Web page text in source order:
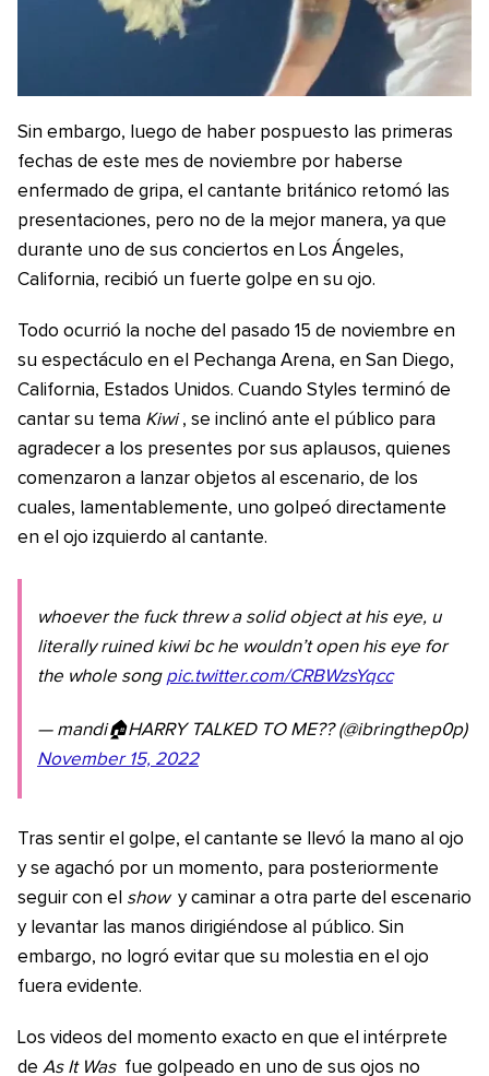
Sin embargo, luego de haber pospuesto las primeras
fechas de este mes de noviembre por haberse
enfermado de gripa, el cantante británico retomó las
presentaciones, pero no de la mejor manera, ya que
durante uno de sus conciertos en Los Ángeles,
California, recibió un fuerte golpe en su ojo.
Todo ocurrió la noche del pasado 15 de noviembre en
su espectáculo en el Pechanga Arena, en San Diego,
California, Estados Unidos. Cuando Styles terminó de
cantar su tema Kiwi , se inclinó ante el público para
agradecer a los presentes por sus aplausos, quienes
comenzaron a lanzar objetos al escenario, de los
cuales, lamentablemente, uno golpeó directamente
en el ojo izquierdo al cantante.
whoever the fuck threw a solid object at his eye, u
literally ruined kiwi bc he wouldn’t open his eye for
the whole song pic.twitter.com/CRBWzsYqcc
— mandi🏠HARRY TALKED TO ME?? (@ibringthep0p)
November 15, 2022
Tras sentir el golpe, el cantante se llevó la mano al ojo
y se agachó por un momento, para posteriormente
seguir con el show y caminar a otra parte del escenario
y levantar las manos dirigiéndose al público. Sin
embargo, no logró evitar que su molestia en el ojo
fuera evidente.
Los videos del momento exacto en que el intérprete
de As It Was fue golpeado en uno de sus ojos no